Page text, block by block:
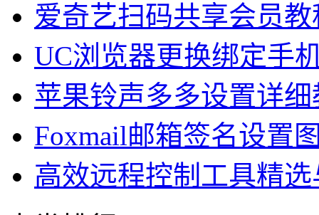
爱奇艺扫码共享会员教
UC浏览器更换绑定手
苹果铃声多多设置详细
Foxmail邮箱签名设置
高效远程控制工具精